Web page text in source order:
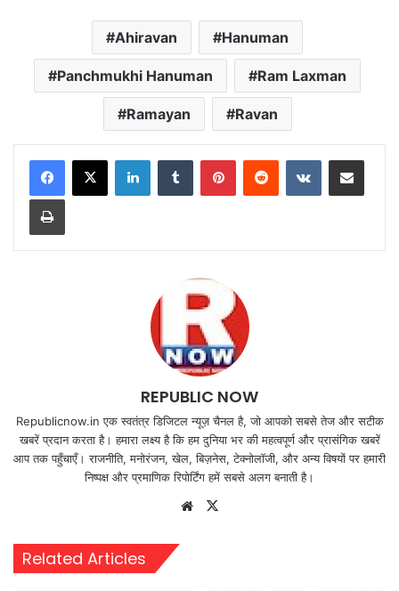
Ahiravan Hanuman
Panchmukhi Hanuman Ram Laxman
Ramayan Ravan
LinkedInTumblr PinterestReddit VKontakteShare via Email
Print
REPUBLIC NOW
Republicnow.in एक स्वतंत्र डिजिटल न्यूज़ चैनल है, जो आपको सबसे तेज और सटीक
खबरें प्रदान करता है। हमारा लक्ष्य है कि हम दुनिया भर की महत्वपूर्ण और प्रासंगिक खबरें
आप तक पहुँचाएँ। राजनीति, मनोरंजन, खेल, बिज़नेस, टेक्नोलॉजी, और अन्य विषयों पर हमारी
निष्पक्ष और प्रमाणिक रिपोर्टिंग हमें सबसे अलग बनाती है।
Website
Related Articles